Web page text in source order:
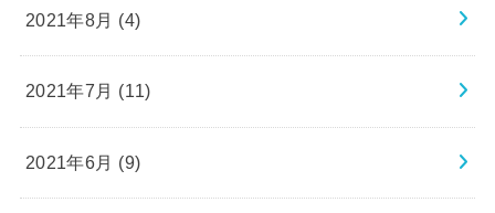
2021年8月 (4)
2021年7月 (11)
2021年6月 (9)